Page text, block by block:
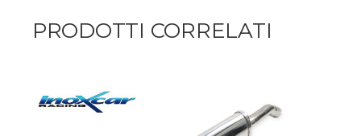
PRODOTTI CORRELATI